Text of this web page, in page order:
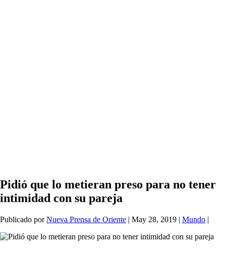
Pidió que lo metieran preso para no tener
intimidad con su pareja
Publicado porNueva Prensa de Oriente | May 28, 2019 | Mundo |